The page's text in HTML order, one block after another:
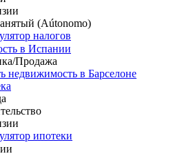
(Aútonomo)
налогов
в Испании
Продажа
недвижимость в Барселоне
ипотеки